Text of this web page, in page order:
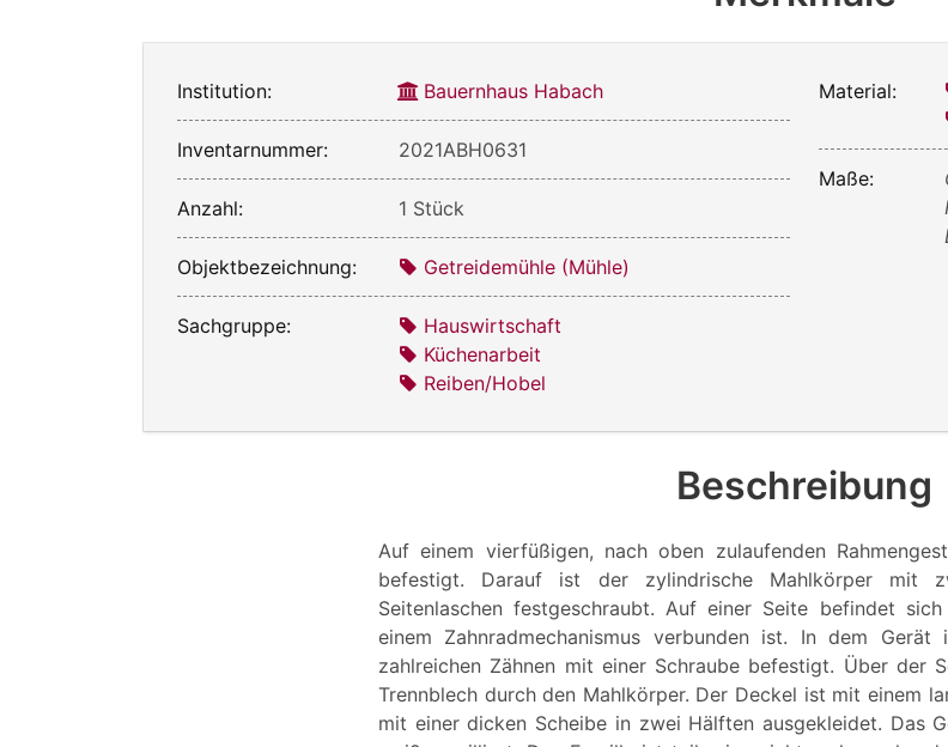
Institution: Bauernhaus Habach
Inventarnummer: 2021ABH0631
Anzahl: 1 Stück
Objektbezeichnung: Getreidemühle (Mühle)
Sachgruppe:
Hauswirtschaft
Küchenarbeit
Reiben/Hobel
Material:
Maße:
Beschreibung
Auf einem vierfüßigen, nach oben zulaufenden
befestigt. Darauf ist der zylindrische Mahlkörper mit
Seitenlaschen festgeschraubt. Auf einer Seite befindet
einem Zahnradmechanismus verbunden ist. In dem
zahlreichen Zähnen mit einer Schraube befestigt. Über der
Trennblech durch den Mahlkörper. Der Deckel ist mit einem
mit einer dicken Scheibe in zwei Hälften ausgekleidet. Das